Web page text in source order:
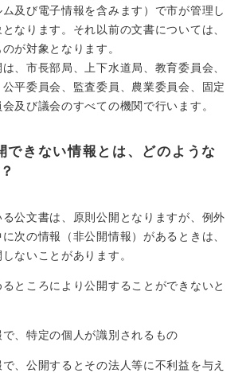
及び電子情報を含みます）で市が管理し
なります。それ以前の文書については、
が対象となります。
、市長部局、上下水道局、教育委員会、
平委員会、監査委員、農業委員会、固定
及び議会のすべての機関で行います。
きない情報とは、どのような
公文書は、原則公開となりますが、例外
次の情報（非公開情報）があるときは、
ないことがあります。
ところにより公開することができないと
、特定の個人が識別されるもの
、公開するとその法人等に不利益を与え